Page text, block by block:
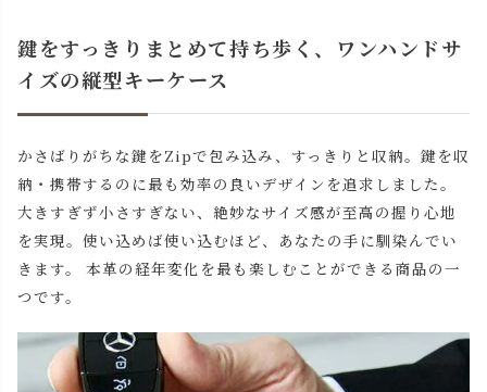
鍵をすっきりまとめて持ち歩く、ワンハンドサ
イズの縦型キーケース
かさばりがちな鍵をZipで包み込み、すっきりと収納。鍵を収
納・携帯するのに最も効率の良いデザインを追求しました。
大きすぎず小さすぎない、絶妙なサイズ感が至高の握り心地
を実現。使い込めば使い込むほど、あなたの手に馴染んでい
きます。 本革の経年変化を最も楽しむことができる商品の一
つです。